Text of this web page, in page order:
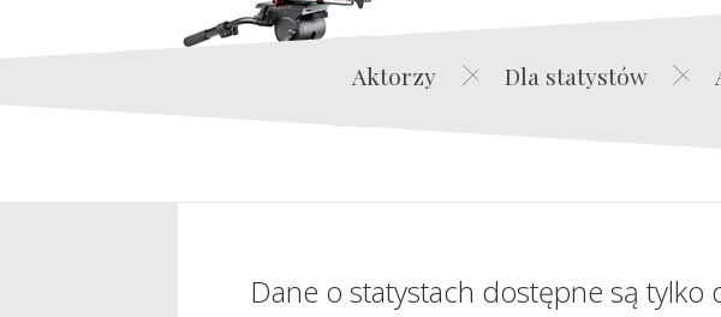
Aktorzy Dla statystów
Dane o statystach dostępne są